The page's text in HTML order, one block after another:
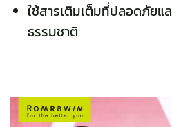
ใช้สารเติมเต็มที่ปลอดภัยแ
ธรรมชาติ